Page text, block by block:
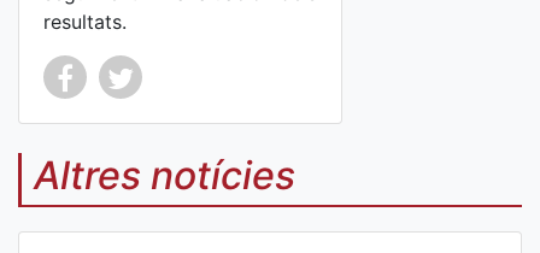
resultats.
Co
mp
art
Co
mp
art
Altres notícies